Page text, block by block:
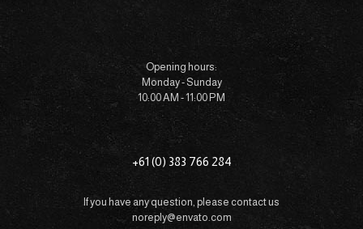
Opening hours:
Monday - Sunday
10:00 AM - 11:00 PM
+61 (0) 383 766 284
If you have any question, please contact us
noreply@envato.com